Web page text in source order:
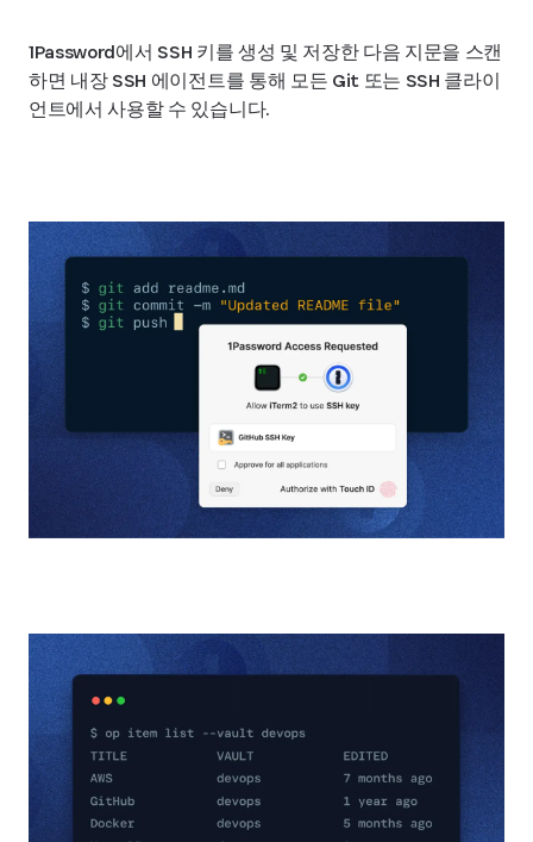
1Password에서 SSH 키를 생성 및 저장한 다음 지문을 스캔
하면 내장 SSH 에이전트를 통해 모든 Git 또는 SSH 클라이
언트에서 사용할 수 있습니다.